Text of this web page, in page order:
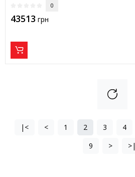
0
43513 грн
|< < 1 2 3 4
9
> >|